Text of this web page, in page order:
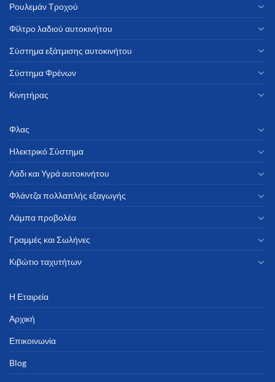
Ρουλεμάν Τροχού
Φίλτρο λαδιού αυτοκινήτου
Σύστημα εξάτμισης αυτοκινήτου
Σύστημα Φρένων
Κινητήρας
Φλας
Ηλεκτρικό Σύστημα
Λάδι και Υγρά αυτοκινήτου
Φλάντζα πολλαπλής εξαγωγής
Λάμπα προβολέα
Γραμμές και Σωλήνες
Κιβώτιο ταχυτήτων
Η Εταιρεία
Αρχική
Επικοινωνία
Blog